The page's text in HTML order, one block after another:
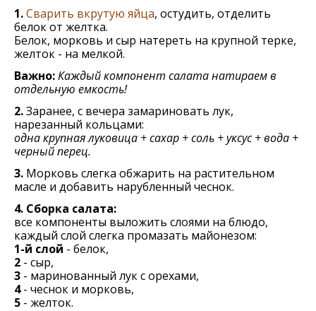
1.Сварить вкрутую яйца, остудить, отделить
белок от желтка.
Белок, морковь и сыр натереть на крупной терке,
желток - на мелкой.
Важно:Каждый компонент салата натираем в
отдельную емкость!
2.Заранее, с вечера замариновать лук,
нарезанный кольцами:
одна крупная луковица + сахар + соль + уксус + вода +
черный перец.
3. Морковь слегка обжарить на растительном
масле и добавить нарубленный чеснок.
4. Сборка салата:
все компоненты выложить слоями на блюдо,
каждый слой слегка промазать майонезом:
1-й слой - белок,
2 - сыр,
3 - маринованный лук с орехами,
4- чеснок и морковь,
5 - желток.